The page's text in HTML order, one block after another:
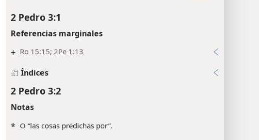
2 Pedro 3:1
Referencias marginales
+ Ro 15:15; 2Pe 1:13
Índices
2 Pedro 3:2
Notas
* O “las cosas predichas por”.